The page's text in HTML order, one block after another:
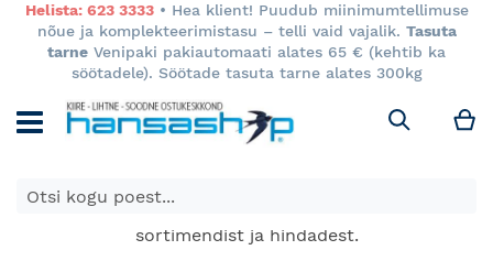
Helista: 623 3333• Hea klient! Puudub miinimumtellimuse
nõue ja komplekteerimistasu – telli vaid vajalik. Tasuta
tarne Venipaki pakiautomaati alates 65 € (kehtib ka
söötadele). Söötade tasuta tarne alates 300kg
Otsi
E-poes kuvatavad toodete hinnad kehtivad ainult e-
poes ja võivad erineda Keila ja Tartu poodide
sortimendist ja hindadest.